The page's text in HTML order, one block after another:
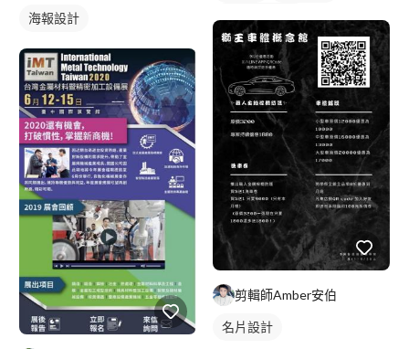
海報設計
剪輯師Amber安伯
名片設計